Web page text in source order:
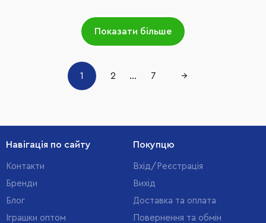
Показати більше
1 2 ... 7 →
Навігація по сайту
Контакти
Бренди
Блог
Іграшки оптом
Покупцю
Вхід/Реєстрація
Вихід
Доставка та оплата
Повернення та обмін